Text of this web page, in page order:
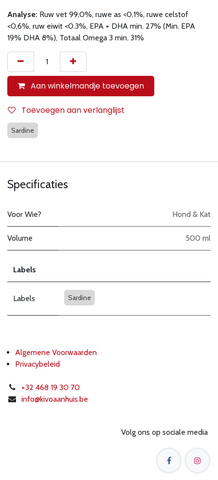
Analyse: Ruw vet 99,0%, ruwe as <0,1%, ruwe celstof
<0,6%, ruw eiwit <0.3%, EPA + DHA min. 27% (Min. EPA
19% DHA 8%), Totaal Omega 3 min. 31%
Aan winkelmandje toevoegen
Toevoegen aan verlanglijst
Sardine
Specificaties
Voor Wie? Hond & Kat
Volume 500 ml
Labels
Labels Sardine
Algemene Voorwaarden
Privacybeleid
+32 468 19 30 70
info@kivoaanhuis.be
Volg ons op sociale media